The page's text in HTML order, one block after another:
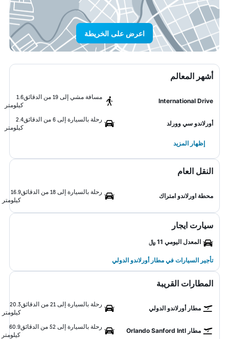
اعرض على الخريطة
أشهر المعالم
International Drive
مسافة مشي إلى 19 من الدقائق
1.6
كيلومتر
أورلاندو سي وورلد
رحلة بالسيارة إلى 6 من الدقائق
2.4
كيلومتر
إظهار المزيد
النقل العام
محطة اورلاندو امتراك
رحلة بالسيارة إلى 18 من الدقائق
16.9
كيلومتر
سيارت ايجار
المعدل اليومي 11 ﷼
تأجير السيارات في مطار أورلاندو الدولي
المطارات القريبة
مطار أورلاندو الدولي
رحلة بالسيارة إلى 21 من الدقائق
20.3
كيلومتر
مطار Orlando Sanford Intl
رحلة بالسيارة إلى 52 من الدقائق
60.9
كيلومتر